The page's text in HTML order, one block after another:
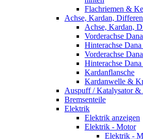
Flachriemen &
Achse, Kardan,
Achse, Kardan,
Vorderachse
Hinterachse
Vorderachse
Hinterachse
Kardanflansche
Kardanwelle &
Auspuff / Katalysator &
Bremsenteile
Elektrik
Elektrik anzeigen
Elektrik - Motor
Elektrik -